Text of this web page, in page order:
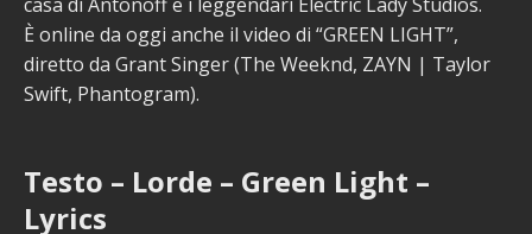
È online da oggi anche il video di “GREEN LIGHT”,
diretto da Grant Singer (The Weeknd, ZAYN | Taylor
Swift, Phantogram).
Testo – Lorde – Green Light –
Lyrics